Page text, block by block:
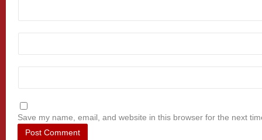
Save my name, email, and website in this browser for the next